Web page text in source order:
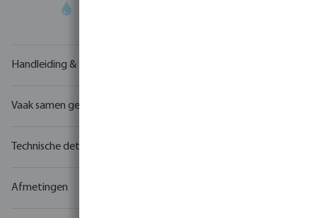
Handleiding & tekeningen
Vaak samen gekocht
Technische details
Afmetingen